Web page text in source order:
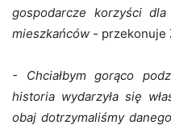
gospodarcze korzyści
mieszkańców - przekonuje
- Chciałbym gorąco
historia wydarzyła się
obaj dotrzymaliśmy